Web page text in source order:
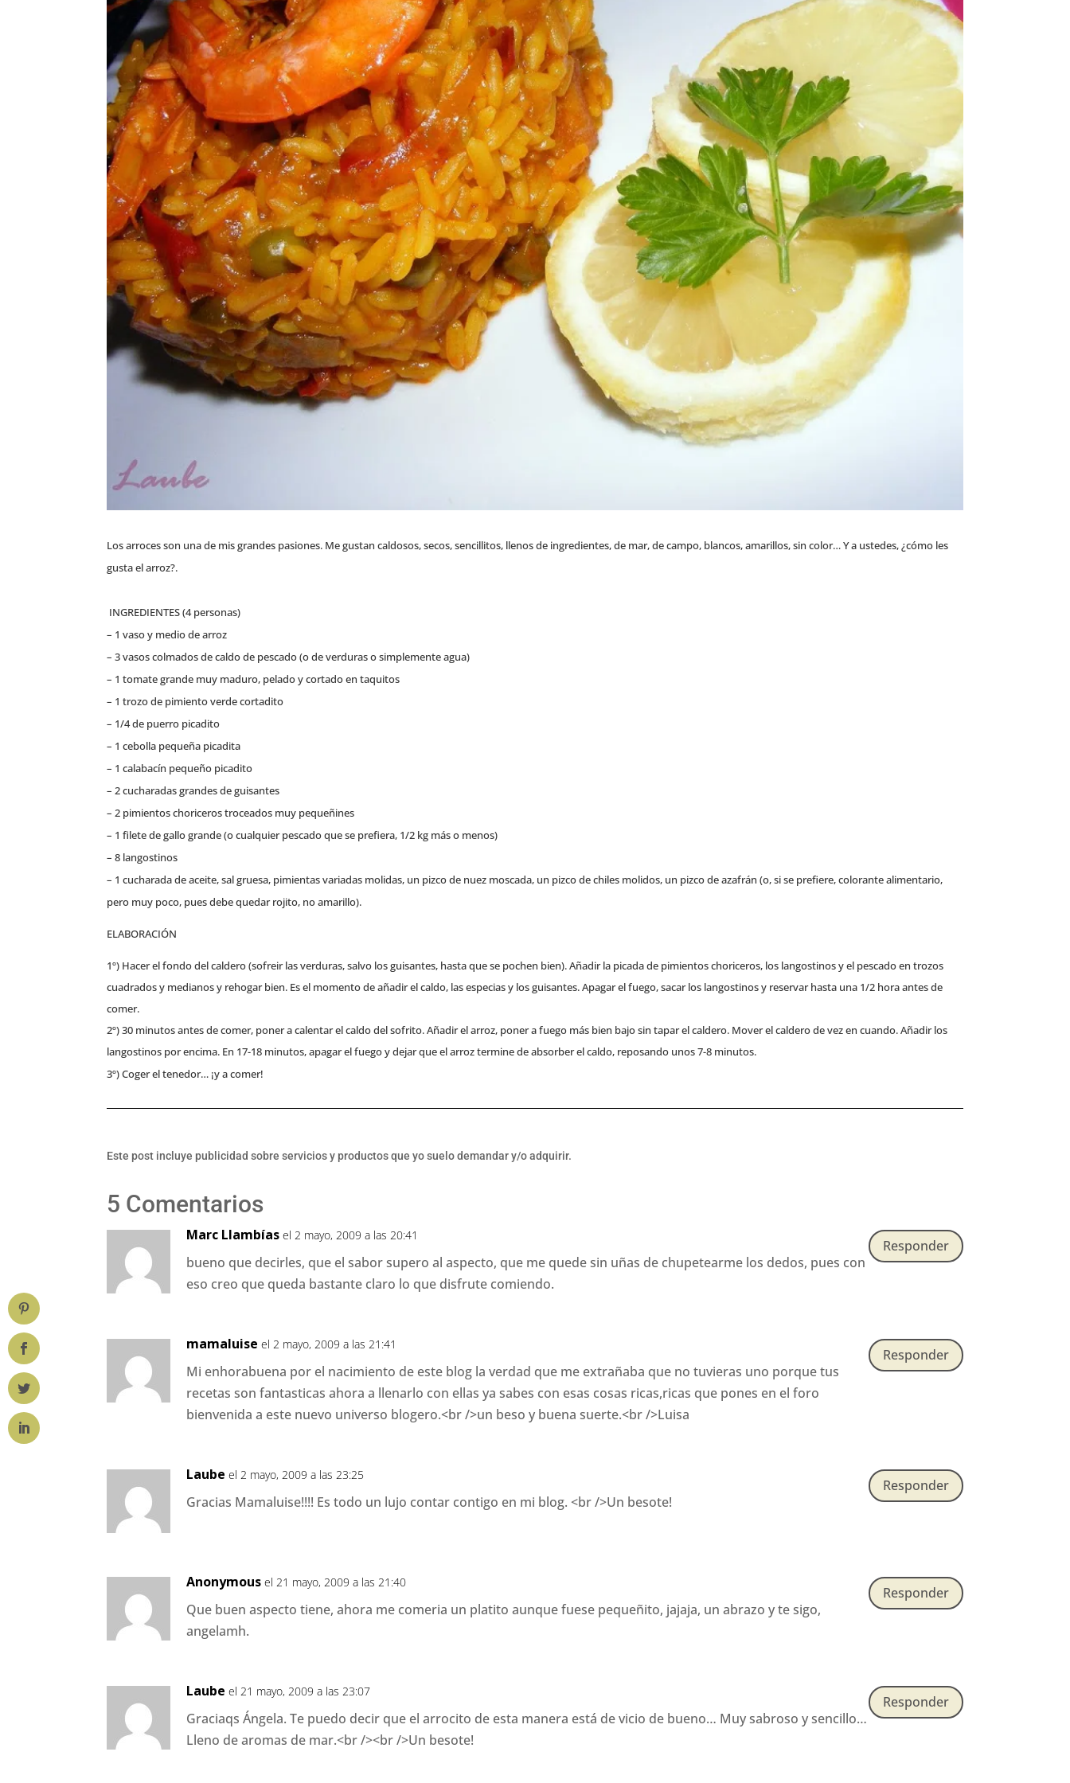
Los arroces son una de mis grandes pasiones. Me gustan caldosos, secos, sencillitos, llenos de ingredientes, de mar, de campo, blancos, amarillos, sin color… Y a ustedes, ¿cómo les
gusta el arroz?.
INGREDIENTES (4 personas)
– 1 vaso y medio de arroz
– 3 vasos colmados de caldo de pescado (o de verduras o simplemente agua)
– 1 tomate grande muy maduro, pelado y cortado en taquitos
– 1 trozo de pimiento verde cortadito
– 1/4 de puerro picadito
– 1 cebolla pequeña picadita
– 1 calabacín pequeño picadito
– 2 cucharadas grandes de guisantes
– 2 pimientos choriceros troceados muy pequeñines
– 1 filete de gallo grande (o cualquier pescado que se prefiera, 1/2 kg más o menos)
– 8 langostinos
– 1 cucharada de aceite, sal gruesa, pimientas variadas molidas, un pizco de nuez moscada, un pizco de chiles molidos, un pizco de azafrán (o, si se prefiere, colorante alimentario,
pero muy poco, pues debe quedar rojito, no amarillo).
ELABORACIÓN
1º) Hacer el fondo del caldero (sofreir las verduras, salvo los guisantes, hasta que se pochen bien). Añadir la picada de pimientos choriceros, los langostinos y el pescado en trozos
cuadrados y medianos y rehogar bien. Es el momento de añadir el caldo, las especias y los guisantes. Apagar el fuego, sacar los langostinos y reservar hasta una 1/2 hora antes de
comer.
2º) 30 minutos antes de comer, poner a calentar el caldo del sofrito. Añadir el arroz, poner a fuego más bien bajo sin tapar el caldero. Mover el caldero de vez en cuando. Añadir los
langostinos por encima. En 17-18 minutos, apagar el fuego y dejar que el arroz termine de absorber el caldo, reposando unos 7-8 minutos.
3º) Coger el tenedor… ¡y a comer!
Este post incluye publicidad sobre servicios y productos que yo suelo demandar y/o adquirir.
5 Comentarios
Marc Llambías el 2 mayo, 2009 a las 20:41
bueno que decirles, que el sabor supero al aspecto, que me quede sin uñas de chupetearme los dedos, pues con
eso creo que queda bastante claro lo que disfrute comiendo.
Responder
mamaluise el 2 mayo, 2009 a las 21:41
Mi enhorabuena por el nacimiento de este blog la verdad que me extrañaba que no tuvieras uno porque tus
recetas son fantasticas ahora a llenarlo con ellas ya sabes con esas cosas ricas,ricas que pones en el foro
bienvenida a este nuevo universo blogero.<br />un beso y buena suerte.<br />Luisa
Responder
Laube el 2 mayo, 2009 a las 23:25
Gracias Mamaluise!!!! Es todo un lujo contar contigo en mi blog. <br />Un besote!
Responder
Anonymous el 21 mayo, 2009 a las 21:40
Que buen aspecto tiene, ahora me comeria un platito aunque fuese pequeñito, jajaja, un abrazo y te sigo,
angelamh.
Responder
Laube el 21 mayo, 2009 a las 23:07
Graciaqs Ángela. Te puedo decir que el arrocito de esta manera está de vicio de bueno… Muy sabroso y sencillo…
Lleno de aromas de mar.<br /><br />Un besote!
Responder